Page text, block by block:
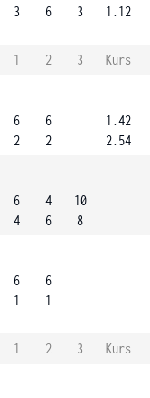
3
6
3
1.12
1 2 3
Kurs
6
2
6
2
1.42
2.54
6
4
4
6
10
8
6
1
6
1
1 2 3
Kurs